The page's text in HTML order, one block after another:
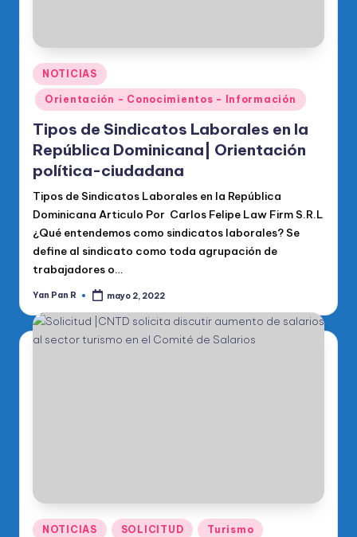
Publicado
en
NOTICIAS
Orientación - Conocimientos - Información
Tipos de Sindicatos Laborales en la
República Dominicana| Orientación
política-ciudadana
Tipos de Sindicatos Laborales en la República
Dominicana Articulo Por Carlos Felipe Law Firm S.R.L
¿Qué entendemos como sindicatos laborales? Se
define al sindicato como toda agrupación de
trabajadores o…
Publicado
Yan Pan R mayo 2, 2022
Publicado
NOTICIAS SOLICITUD Turismo